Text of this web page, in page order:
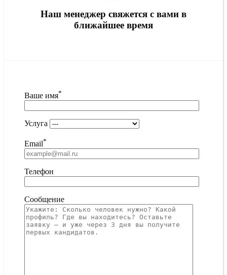
Наш менеджер свяжется с вами в
ближайшее время
Ваше имя*
Услуга
Email*
Телефон
Сообщение